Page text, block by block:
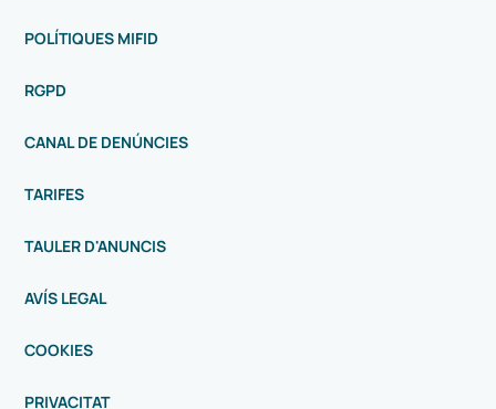
POLÍTIQUES MIFID
RGPD
CANAL DE DENÚNCIES
TARIFES
TAULER D'ANUNCIS
AVÍS LEGAL
COOKIES
PRIVACITAT